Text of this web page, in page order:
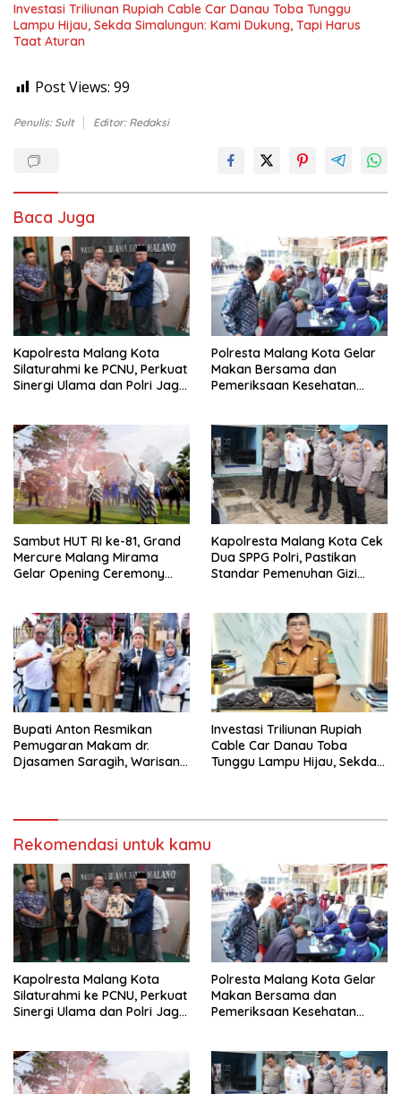
Investasi Triliunan Rupiah Cable Car Danau Toba Tunggu
Lampu Hijau, Sekda Simalungun: Kami Dukung, Tapi Harus
Taat Aturan
Post Views: 99
Penulis: Sult Editor: Redaksi
Baca Juga
Kapolresta Malang Kota
Silaturahmi ke PCNU, Perkuat
Sinergi Ulama dan Polri Jaga
Polresta Malang Kota Gelar
Makan Bersama dan
Pemeriksaan Kesehatan
Sambut HUT RI ke-81, Grand
Mercure Malang Mirama
Gelar Opening Ceremony
Kapolresta Malang Kota Cek
Dua SPPG Polri, Pastikan
Standar Pemenuhan Gizi
Bupati Anton Resmikan
Pemugaran Makam dr.
Djasamen Saragih, Warisan
Investasi Triliunan Rupiah
Cable Car Danau Toba
Tunggu Lampu Hijau, Sekda
Rekomendasi untuk kamu
Kapolresta Malang Kota
Silaturahmi ke PCNU, Perkuat
Sinergi Ulama dan Polri Jaga
Polresta Malang Kota Gelar
Makan Bersama dan
Pemeriksaan Kesehatan